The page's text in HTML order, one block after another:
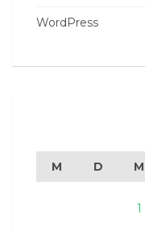
WordPress
M D M
1